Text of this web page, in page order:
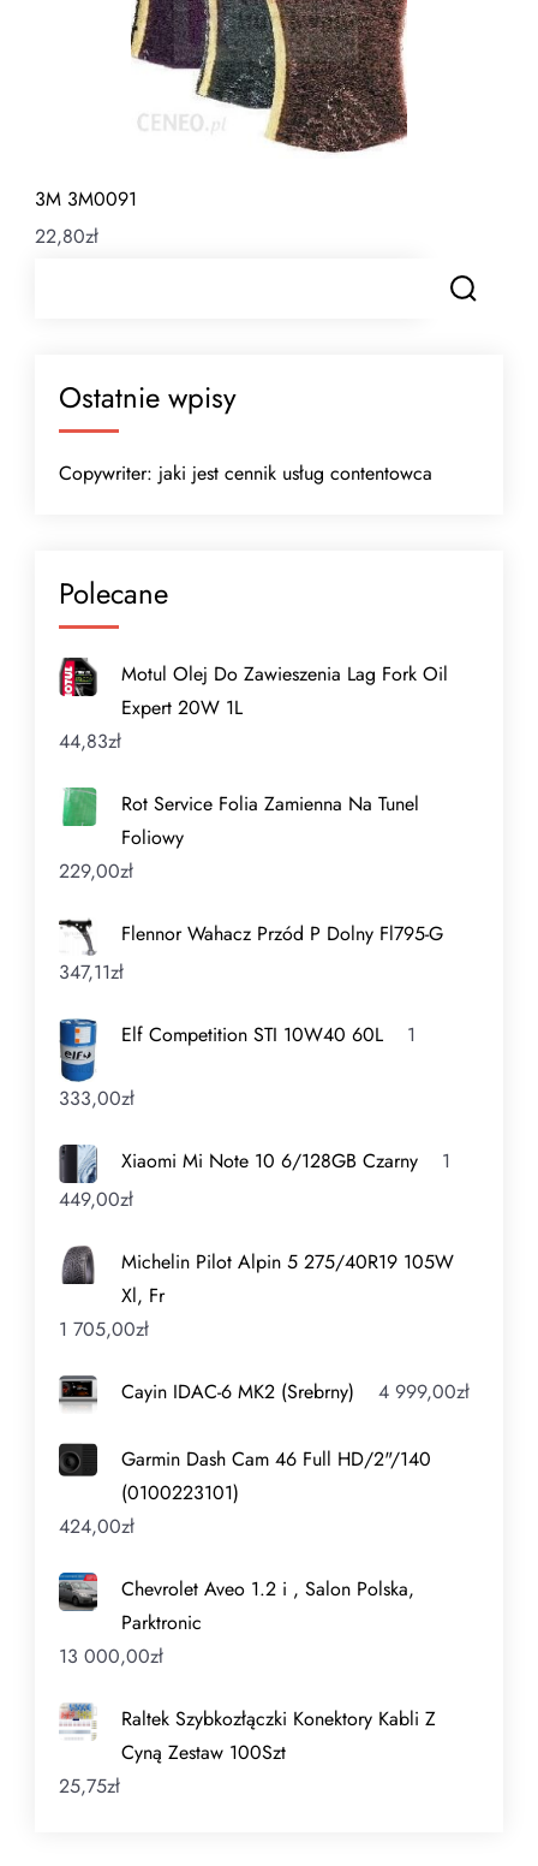
3M 3M0091
22,80zł
Ostatnie wpisy
Copywriter: jaki jest cennik usług contentowca
Polecane
Motul Olej Do Zawieszenia Lag Fork Oil
Expert 20W 1L
44,83zł
Rot Service Folia Zamienna Na Tunel
Foliowy
229,00zł
Flennor Wahacz Przód P Dolny Fl795-G
347,11zł
Elf Competition STI 10W40 60L 1
333,00zł
Xiaomi Mi Note 10 6/128GB Czarny
1
449,00zł
Michelin Pilot Alpin 5 275/40R19 105W
Xl, Fr
1 705,00zł
Cayin IDAC-6 MK2 (Srebrny) 4 999,00zł
Garmin Dash Cam 46 Full HD/2"/140
(0100223101)
424,00zł
Chevrolet Aveo 1.2 i , Salon Polska,
Parktronic
13 000,00zł
Raltek Szybkozłączki Konektory Kabli Z
Cyną Zestaw 100Szt
25,75zł